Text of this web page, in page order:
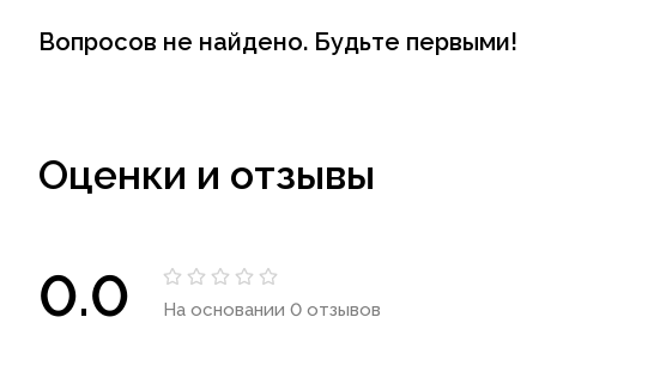
Вопросов не найдено. Будьте первыми!
Оценки и отзывы
0.0 На основании 0 отзывов